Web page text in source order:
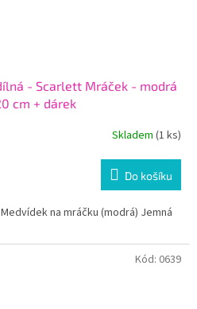
- Scarlett Mráček - modrá
cm + dárek
Skladem (1 ks)
Do košíku
na mráčku (modrá) Jemná
Kód: 0639